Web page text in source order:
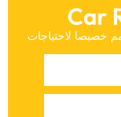
Car
خصيصا لاحتياجات